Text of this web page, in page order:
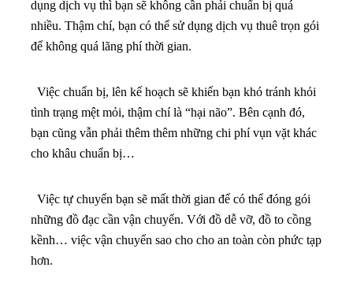
dụng dịch vụ thì bạn sẽ không cần phải chuẩn bị quá
nhiều. Thậm chí, bạn có thể sử dụng dịch vụ thuê trọn gói
để không quá lãng phí thời gian.
Việc chuẩn bị, lên kế hoạch sẽ khiến bạn khó tránh khỏi
tình trạng mệt mỏi, thậm chí là “hại não”. Bên cạnh đó,
bạn cũng vẫn phải thêm thêm những chi phí vụn vặt khác
cho khâu chuẩn bị…
Việc tự chuyển bạn sẽ mất thời gian để có thể đóng gói
những đồ đạc cần vận chuyển. Với đồ dễ vỡ, đồ to cồng
kềnh… việc vận chuyển sao cho cho an toàn còn phức tạp
hơn.